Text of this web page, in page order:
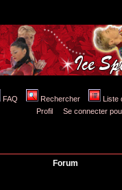
FAQ Rechercher
Liste
Profil
Se connecter
Forum